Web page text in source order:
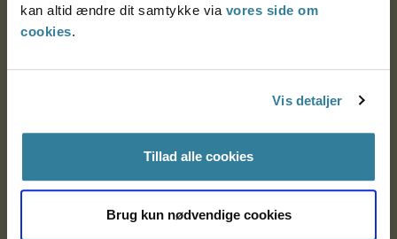
kan altid ændre dit samtykke via vores side om
cookies.
Vis detaljer
Tillad alle cookies
Brug kun nødvendige cookies
Om Ankestyrelsen
Blanketter og kontaktformularer